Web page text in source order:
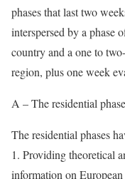
phases that last two
interspersed by a phase
country and a one to
region, plus one week
A – The residential
The residential phases
1. Providing theoretical
information on